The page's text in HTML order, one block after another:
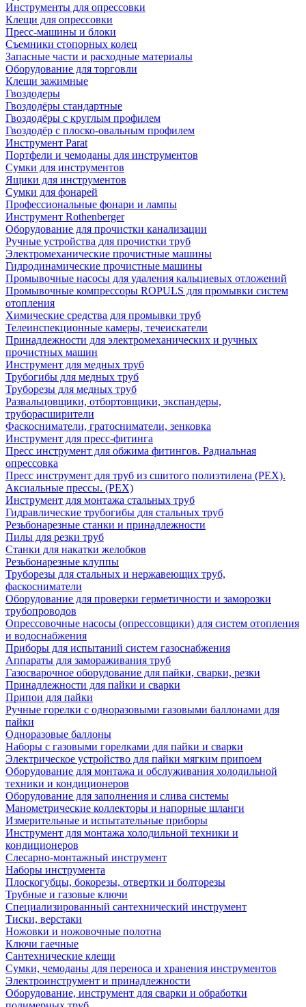
Инструменты для опрессовки
Клещи для опрессовки
Пресс-машины и блоки
Съемники стопорных колец
Запасные части и расходные материалы
Оборудование для торговли
Клещи зажимные
Гвоздодеры
Гвоздодёры стандартные
Гвоздодёры с круглым профилем
Гвоздодёр с плоско-овальным профилем
Инструмент Parat
Портфели и чемоданы для инструментов
Сумки для инструментов
Ящики для инструментов
Сумки для фонарей
Профессиональные фонари и лампы
Инструмент Rothenberger
Оборудование для прочистки канализации
Ручные устройства для прочистки труб
Электромеханические прочистные машины
Гидродинамические прочистные машины
Промывочные насосы для удаления кальциевых отложений
Промывочные компрессоры ROPULS для промывки систем
отопления
Химические средства для промывки труб
Телеинспекционные камеры, течеискатели
Принадлежности для электромеханических и ручных
прочистных машин
Инструмент для медных труб
Трубогибы для медных труб
Труборезы для медных труб
Развальцовщики, отбортовщики, экспандеры,
труборасширители
Фаскосниматели, гратосниматели, зенковка
Инструмент для пресс-фитинга
Пресс инструмент для обжима фитингов. Радиальная
опрессовка
Пресс инструмент для труб из сшитого полиэтилена (PEX).
Аксиальные прессы. (PEX)
Инструмент для монтажа стальных труб
Гидравлические трубогибы для стальных труб
Резьбонарезные станки и принадлежности
Пилы для резки труб
Станки для накатки желобков
Резьбонарезные клуппы
Труборезы для стальных и нержавеющих труб,
фаскосниматели
Оборудование для проверки герметичности и заморозки
трубопроводов
Опрессовочные насосы (опрессовщики) для систем отопления
и водоснабжения
Приборы для испытаний систем газоснабжения
Аппараты для замораживания труб
Газосварочное оборудование для пайки, сварки, резки
Принадлежности для пайки и сварки
Припои для пайки
Ручные горелки с одноразовыми газовыми баллонами для
пайки
Одноразовые баллоны
Наборы с газовыми горелками для пайки и сварки
Электрическое устройство для пайки мягким припоем
Оборудование для монтажа и обслуживания холодильной
техники и кондиционеров
Оборудование для заполнения и слива системы
Манометрические коллекторы и напорные шланги
Измерительные и испытательные приборы
Инструмент для монтажа холодильной техники и
кондиционеров
Слесарно-монтажный инструмент
Наборы инструмента
Плоскогубцы, бокорезы, отвертки и болторезы
Трубные и газовые ключи
Специализированный сантехнический инструмент
Тиски, верстаки
Ножовки и ножовочные полотна
Ключи гаечные
Сантехнические клещи
Сумки, чемоданы для переноса и хранения инструментов
Электроинструмент и принадлежности
Оборудование, инструмент для сварки и обработки